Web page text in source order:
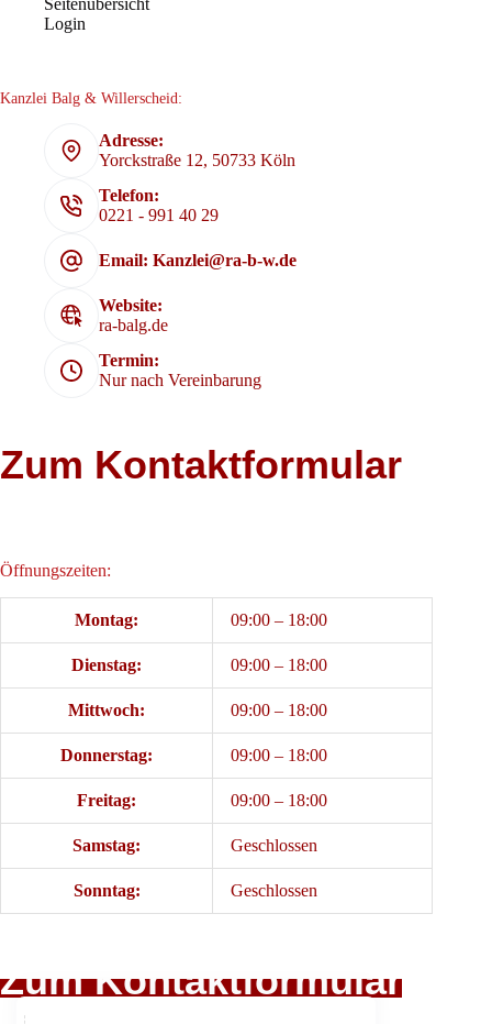
Login
Kanzlei Balg & Willerscheid:
Adresse:
Yorckstraße 12, 50733 Köln
Telefon:
0221 - 991 40 29
Email: Kanzlei@ra-b-w.de
Website:
ra-balg.de
Termin:
Nur nach Vereinbarung
Zum Kontaktformular
Öffnungszeiten:
Montag: 09:00 – 18:00
Dienstag: 09:00 – 18:00
Mittwoch: 09:00 – 18:00
Donnerstag: 09:00 – 18:00
Freitag: 09:00 – 18:00
Samstag: Geschlossen
Sonntag: Geschlossen
Zum Kontaktformular